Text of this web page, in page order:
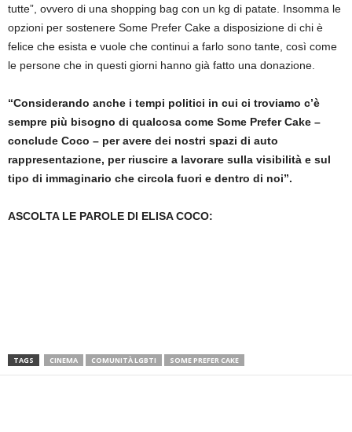
tutte”, ovvero di una shopping bag con un kg di patate. Insomma le
opzioni per sostenere Some Prefer Cake a disposizione di chi è
felice che esista e vuole che continui a farlo sono tante, così come
le persone che in questi giorni hanno già fatto una donazione.
“Considerando anche i tempi politici in cui ci troviamo c’è
sempre più bisogno di qualcosa come Some Prefer Cake –
conclude Coco – per avere dei nostri spazi di auto
rappresentazione, per riuscire a lavorare sulla visibilità e sul
tipo di immaginario che circola fuori e dentro di noi”.
ASCOLTA LE PAROLE DI ELISA COCO:
TAGS CINEMA COMUNITÀ LGBTI SOME PREFER CAKE